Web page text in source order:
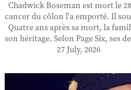
Chadwick Boseman est mort le
cancer du côlon l'a emporté. Il
Quatre ans après sa mort, la
son héritage. Selon Page Six, ses
27 July, 2026